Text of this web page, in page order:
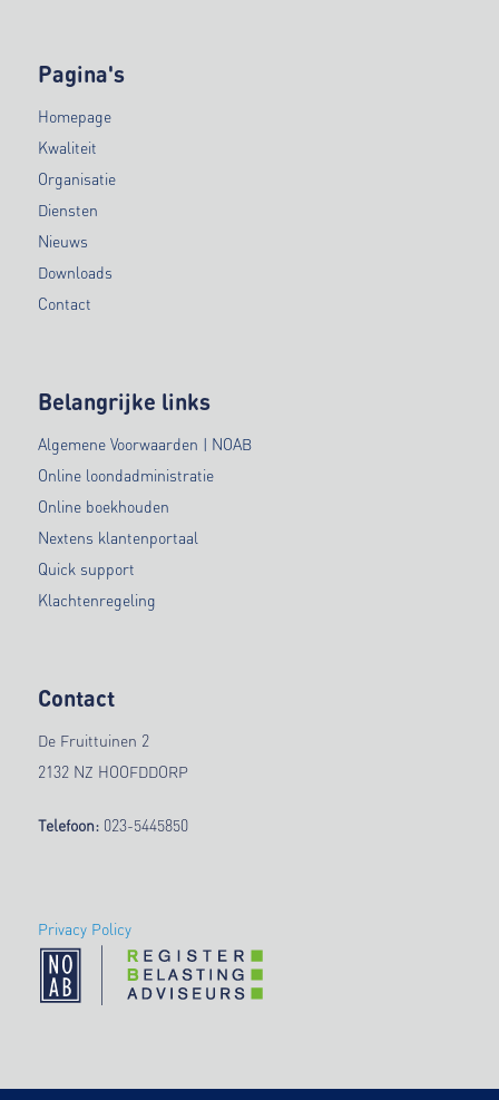
Pagina's
Homepage
Kwaliteit
Organisatie
Diensten
Nieuws
Downloads
Contact
Belangrijke links
Algemene Voorwaarden | NOAB
Online loondadministratie
Online boekhouden
Nextens klantenportaal
Quick support
Klachtenregeling
Contact
De Fruittuinen 2
2132 NZ HOOFDDORP
Telefoon:023-5445850
Privacy Policy